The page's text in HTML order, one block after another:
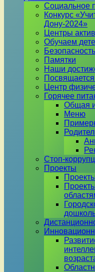
Социальное
Конкурс
Дону-2024»
Центры
Обучаем
Безопасность
Памятки
Наши
Центр
Горячее
Общая
Меню
Стоп-
Проекты